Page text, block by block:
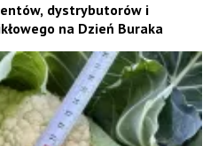
dystrybutorów i
na Dzień Buraka